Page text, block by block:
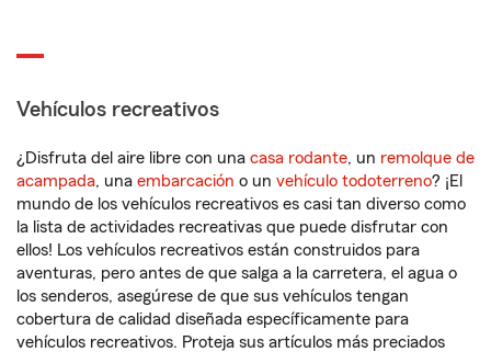
Vehículos recreativos
¿Disfruta del aire libre con una casa rodante, un remolque de
acampada, una embarcación o un vehículo todoterreno? ¡El
mundo de los vehículos recreativos es casi tan diverso como
la lista de actividades recreativas que puede disfrutar con
ellos! Los vehículos recreativos están construidos para
aventuras, pero antes de que salga a la carretera, el agua o
los senderos, asegúrese de que sus vehículos tengan
cobertura de calidad diseñada específicamente para
vehículos recreativos. Proteja sus artículos más preciados